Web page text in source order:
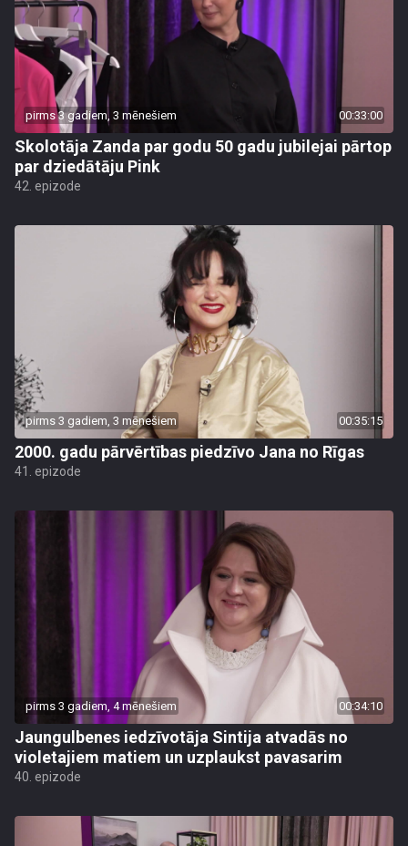
pirms 3 gadiem, 3 mēnešiem 00:33:00
Skolotāja Zanda par godu 50 gadu jubilejai pārtop
par dziedātāju Pink
42. epizode
pirms 3 gadiem, 3 mēnešiem 00:35:15
2000. gadu pārvērtības piedzīvo Jana no Rīgas
41. epizode
pirms 3 gadiem, 4 mēnešiem 00:34:10
Jaungulbenes iedzīvotāja Sintija atvadās no
violetajiem matiem un uzplaukst pavasarim
40. epizode